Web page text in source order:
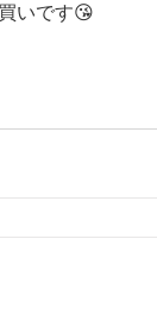
いです😘